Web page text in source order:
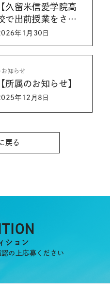
【久留米信愛学院高
で出前授業をさせ
いただきました】
年1月30日
お知らせ
【所属のお知らせ】
年12月8日
戻る
ション
の上応募ください